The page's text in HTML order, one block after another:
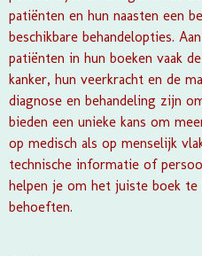
patiënten en hun naasten een
beschikbare behandelopties.
patiënten in hun boeken vaak
kanker, hun veerkracht en de
diagnose en behandeling zijn
bieden een unieke kans om
op medisch als op menselijk
technische informatie of
helpen je om het juiste boek
behoeften.